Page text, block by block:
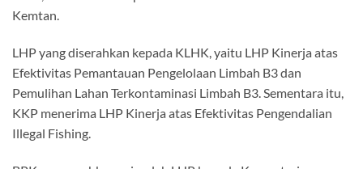
Kemtan.
LHP yang diserahkan kepada KLHK, yaitu LHP Kinerja atas
Efektivitas Pemantauan Pengelolaan Limbah B3 dan
Pemulihan Lahan Terkontaminasi Limbah B3. Sementara itu,
KKP menerima LHP Kinerja atas Efektivitas Pengendalian
Illegal Fishing.